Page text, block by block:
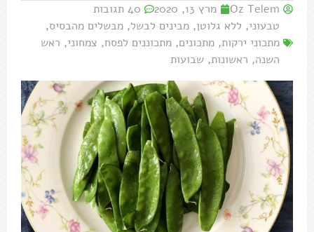
Oz Telem מרץ 13, 2020
40 תגובות
טבעוני, ללא גלוטן, מבינים לבשל, מבשלים מהבסיס,
מתכוני ירקות, מתכונים, מתכוננים לפסח, צמחוני, ראש
השנה, ראשונות, שבועות